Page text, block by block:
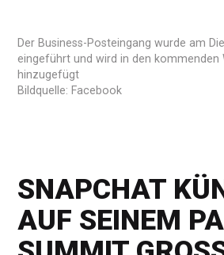
Der Business-Posteingang wurde am
eingeführt und wird in den kommenden
hinzugefügt
Bildquelle: Facebook
SNAPCHAT
AUF SEINEM